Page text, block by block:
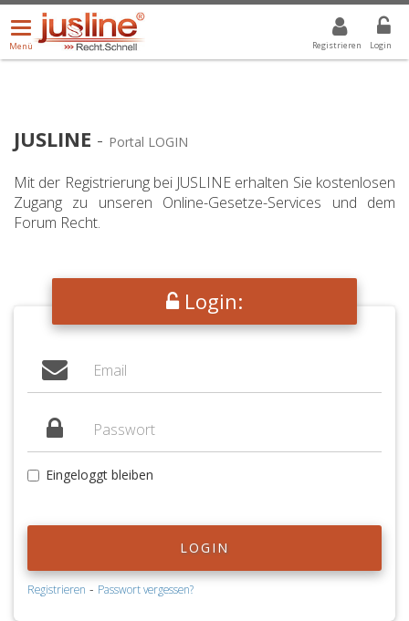
Registrieren Login
Menü
öffnen/schließen
Menü
ALLE DROPDOWN: GEWÄHLTER WERT IST ALLE
JUSLINE - Portal LOGIN
Mit der Registrierung bei JUSLINE erhalten Sie kostenlosen
Zugang zu unseren Online-Gesetze-Services und dem
Forum Recht.
Login:
Eingeloggt bleiben
LOGIN
Registrieren - Passwort vergessen?